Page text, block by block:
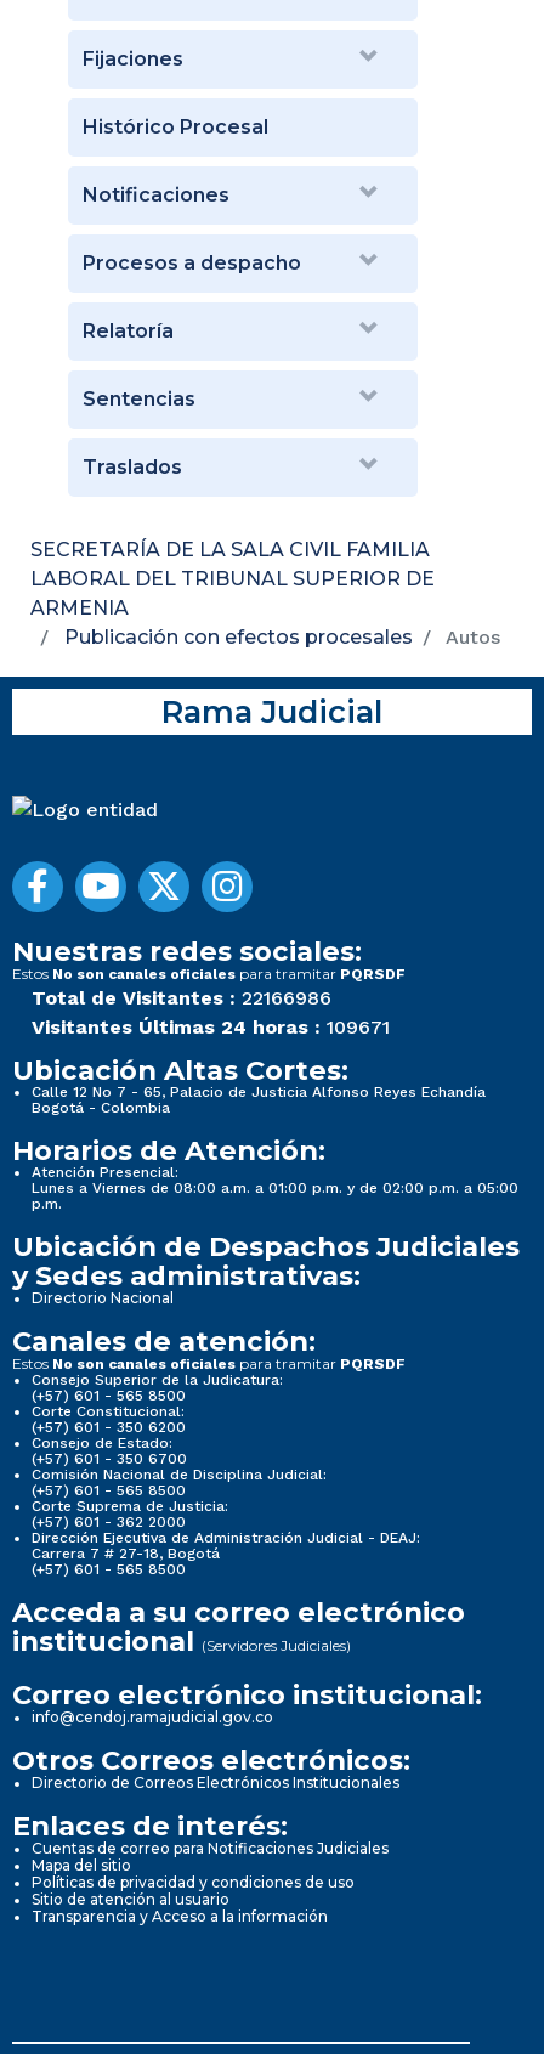
Fijaciones
Histórico Procesal
Notificaciones
Procesos a despacho
Relatoría
Sentencias
Traslados
SECRETARÍA DE LA SALA CIVIL FAMILIA
LABORAL DEL TRIBUNAL SUPERIOR DE
ARMENIA
Publicación con efectos procesales
Autos
Rama Judicial
Nuestras redes sociales:
Estos No son canales oficiales para tramitar PQRSDF
Total de Visitantes : 22166986
Visitantes Últimas 24 horas : 109671
Ubicación Altas Cortes:
Calle 12 No 7 - 65, Palacio de Justicia Alfonso Reyes Echandía
Bogotá - Colombia
Horarios de Atención:
Atención Presencial:
Lunes a Viernes de 08:00 a.m. a 01:00 p.m. y de 02:00 p.m. a 05:00
p.m.
Ubicación de Despachos Judiciales
y Sedes administrativas:
Directorio Nacional
Canales de atención:
Estos No son canales oficiales para tramitar PQRSDF
Consejo Superior de la Judicatura:
(+57) 601 - 565 8500
Corte Constitucional:
(+57) 601 - 350 6200
Consejo de Estado:
(+57) 601 - 350 6700
Comisión Nacional de Disciplina Judicial:
(+57) 601 - 565 8500
Corte Suprema de Justicia:
(+57) 601 - 362 2000
Dirección Ejecutiva de Administración Judicial - DEAJ:
Carrera 7 # 27-18, Bogotá
(+57) 601 - 565 8500
Acceda a su correo electrónico
institucional (Servidores Judiciales)
Correo electrónico institucional:
info@cendoj.ramajudicial.gov.co
Otros Correos electrónicos:
Directorio de Correos Electrónicos Institucionales
Enlaces de interés:
Cuentas de correo para Notificaciones Judiciales
Mapa del sitio
Políticas de privacidad y condiciones de uso
Sitio de atención al usuario
Transparencia y Acceso a la información